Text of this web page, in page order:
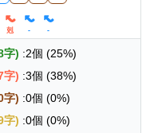
剋 - -
字) :2個 (25%)
字) :3個 (38%)
字) :0個 (0%)
字) :0個 (0%)